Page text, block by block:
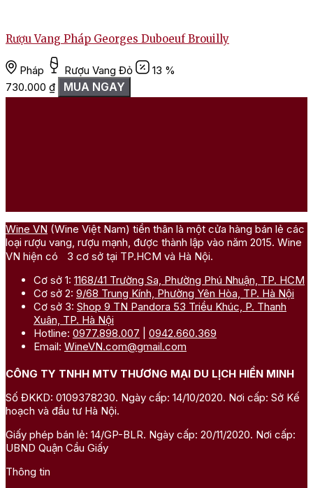
Rượu Vang Pháp Georges Duboeuf Brouilly
Pháp Rượu Vang Đỏ
13 %
730.000 ₫ MUA NGAY
Wine VN (Wine Việt Nam) tiền thân là một cửa hàng bán lẻ các
loại rượu vang, rượu mạnh, được thành lập vào năm 2015. Wine
VN hiện có 3 cơ sở tại TP.HCM và Hà Nội.
Cơ sở 1: 1168/41 Trường Sa, Phường Phú Nhuận, TP. HCM
Cơ sở 2: 9/68 Trung Kính, Phường Yên Hòa, TP. Hà Nội
Cơ sở 3: Shop 9 TN Pandora 53 Triều Khúc, P. Thanh
Xuân, TP. Hà Nội
Hotline: 0977.898.007
0942.660.369
Email: WineVN.com@gmail.com
CÔNG TY TNHH MTV THƯƠNG MẠI DU LỊCH HIỀN MINH
Số ĐKKD: 0109378230. Ngày cấp: 14/10/2020. Nơi cấp: Sở Kế
hoạch và đầu tư Hà Nội.
Giấy phép bán lẻ: 14/GP-BLR. Ngày cấp: 20/11/2020. Nơi cấp:
UBND Quận Cầu Giấy
Thông tin